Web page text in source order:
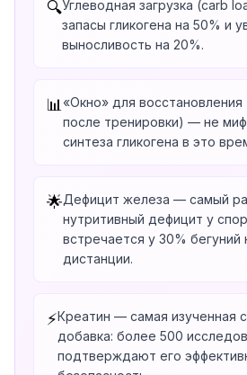
🔍Углеводная загрузка (carb
запасы гликогена на 50% и
выносливость на 20%.
📊 «Окно» для восстановления
после тренировки) — не
синтеза гликогена в это
🌟Дефицит железа — самый
нутритивный дефицит у
встречается у 30% бегуний
дистанции.
⚡Креатин — самая изученная
добавка: более 500
подтверждают его